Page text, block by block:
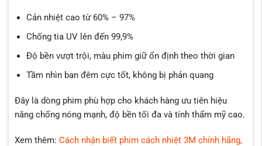
Cản nhiệt cao từ 60% – 97%
Chống tia UV lên đến 99,9%
Độ bền vượt trội, màu phim giữ ổn định theo thời gian
Tầm nhìn ban đêm cực tốt, không bị phản quang
Đây là dòng phim phù hợp cho khách hàng ưu tiên hiệu
năng chống nóng mạnh, độ bền tối đa và tính thẩm mỹ cao.
Xem thêm: Cách nhận biết phim cách nhiệt 3M chính hãng,